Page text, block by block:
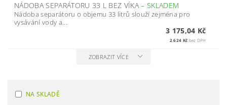
NÁDOBA SEPARÁTORU 33 L BEZ VÍKA–SKLADEM
Nádoba separátoru o objemu 33 litrů slouží zejména pro
vysávání vody a...
3 175,04 Kč
2 624 Kč bez DPH
ZOBRAZIT VÍCE
NA SKLADĚ